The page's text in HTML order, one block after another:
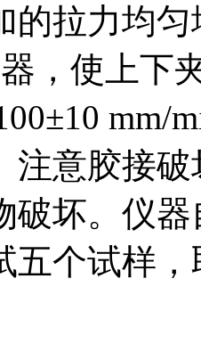
的拉力均
，使上下
mm/
注意胶接
破坏。仪
五个试样